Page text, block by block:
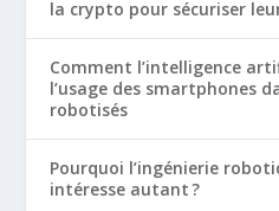
la crypto pour sécuriser
Comment l’intelligence
l’usage des smartphones
robotisés
Pourquoi l’ingénierie
intéresse autant ?